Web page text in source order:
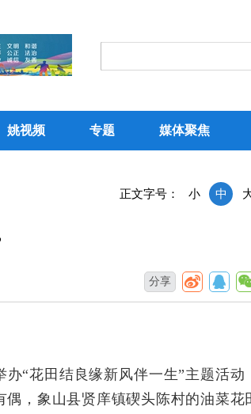
姚视频 专题 媒体聚焦
正文字号： 小 中
分享
“花田结良缘新风伴一生”主题活动
，象山县贤庠镇碶头陈村的油菜花